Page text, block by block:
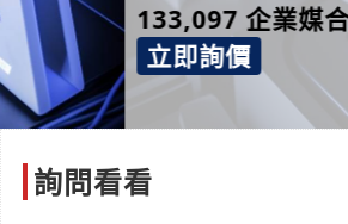
133,097 企業媒合貨比三家!
立即詢價
詢問看看